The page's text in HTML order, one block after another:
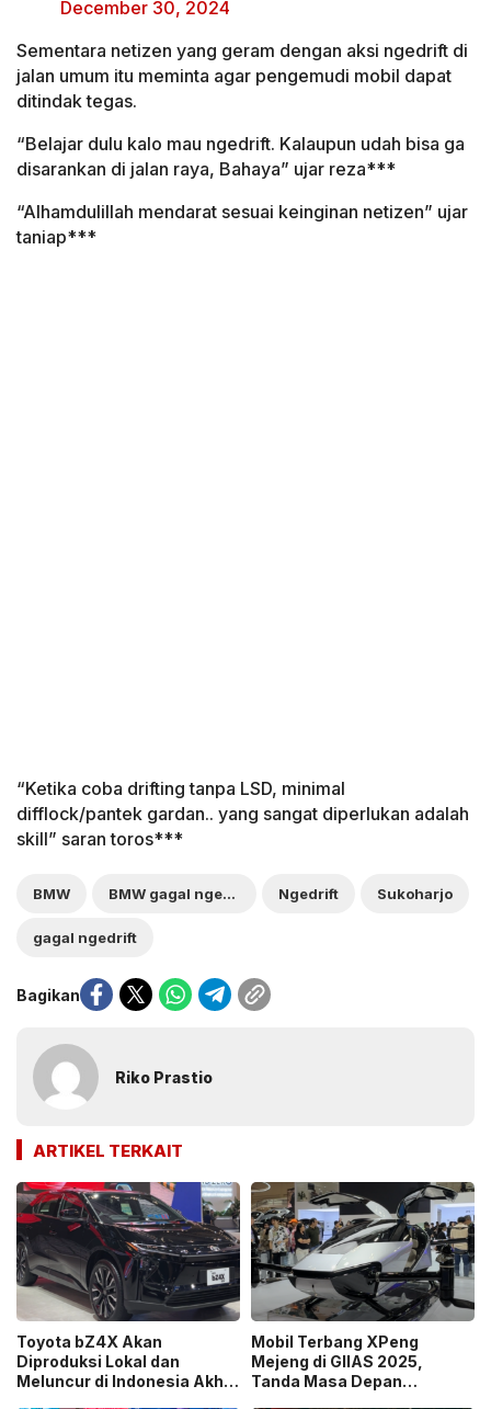
December 30, 2024
Sementara netizen yang geram dengan aksi ngedrift di
jalan umum itu meminta agar pengemudi mobil dapat
ditindak tegas.
“Belajar dulu kalo mau ngedrift. Kalaupun udah bisa ga
disarankan di jalan raya, Bahaya” ujar reza***
“Alhamdulillah mendarat sesuai keinginan netizen” ujar
taniap***
“Ketika coba drifting tanpa LSD, minimal
difflock/pantek gardan.. yang sangat diperlukan adalah
skill” saran toros***
BMW BMW gagal ngedrift Ngedrift Sukoharjo
gagal ngedrift
Bagikan
Riko Prastio
ARTIKEL TERKAIT
Toyota bZ4X Akan
Diproduksi Lokal dan
Meluncur di Indonesia Akhir
Mobil Terbang XPeng
Mejeng di GIIAS 2025,
Tanda Masa Depan